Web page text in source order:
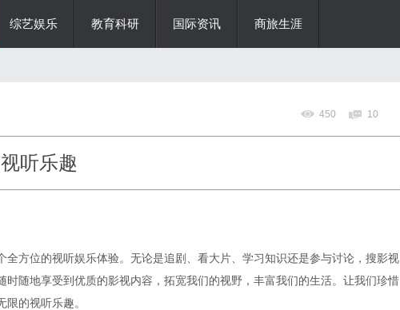
综艺娱乐 教育科研 国际资讯 商旅生涯
450 10
听乐趣
全方位的视听娱乐体验。无论是追剧、看大片、学习知识还是参与讨论，搜影视
时随地享受到优质的影视内容，拓宽我们的视野，丰富我们的生活。让我们珍惜
的视听乐趣。